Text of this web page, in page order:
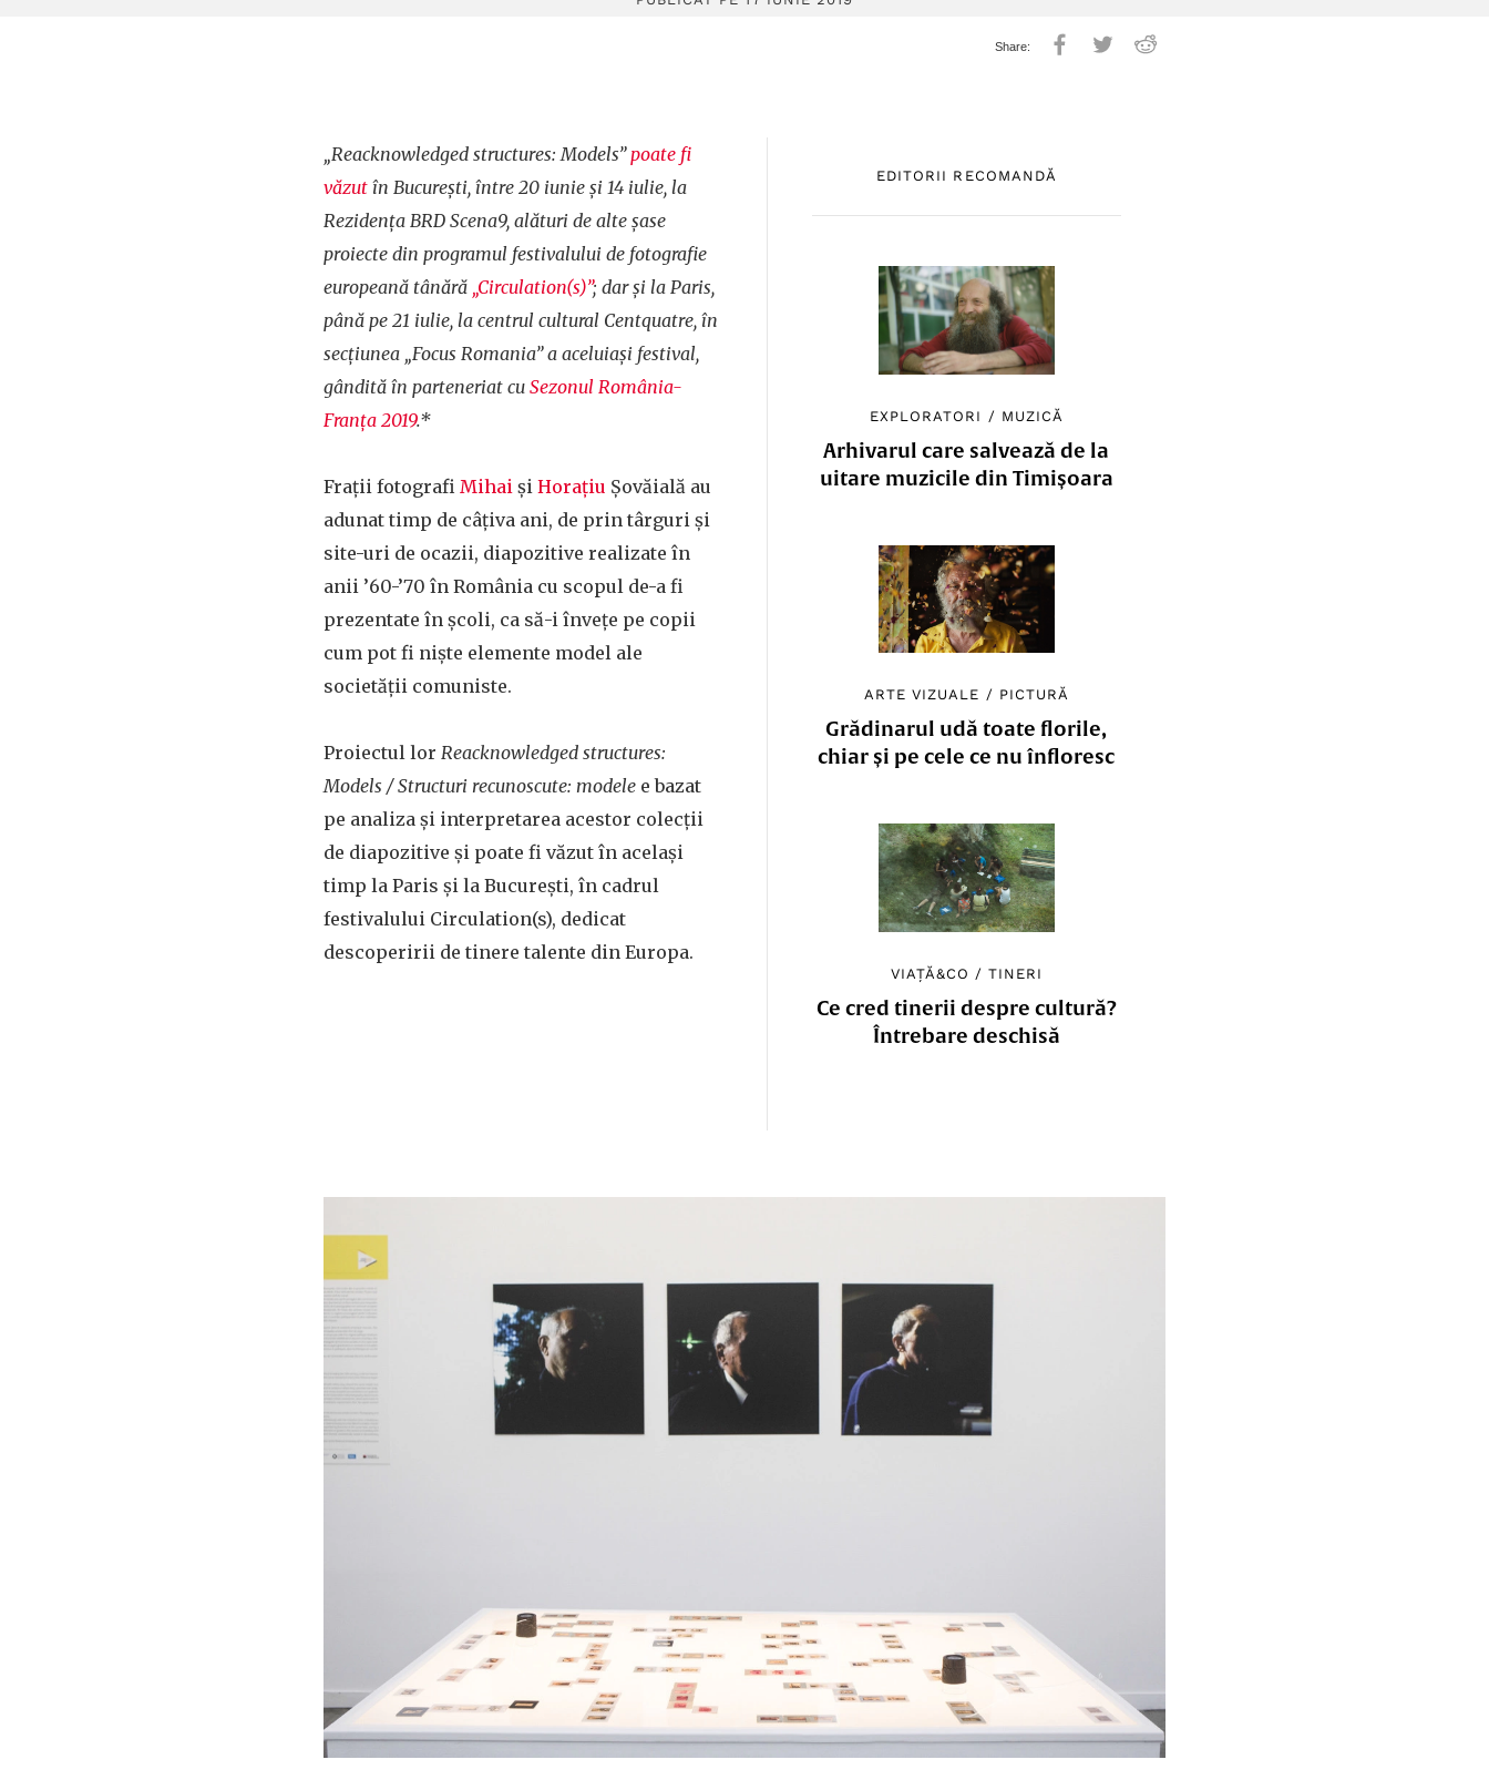
EDITORII RECOMANDĂ
EXPLORATORI / MUZICĂ
Arhivarul care salvează de la
uitare muzicile din Timișoara
ARTE VIZUALE / PICTURĂ
Grădinarul udă toate florile,
chiar și pe cele ce nu înfloresc
VIAȚĂ&CO /TINERI
Ce cred tinerii despre cultură?
Întrebare deschisă
„Reacknowledged structures: Models”poate fi
văzut în București, între 20 iunie și 14 iulie, la
Rezidența BRD Scena9, alături de alte șase
proiecte din programul festivalului de fotografie
europeană tânără „Circulation(s)”; dar și la Paris,
până pe 21 iulie, la centrul cultural Centquatre, în
secțiunea „Focus Romania” a aceluiași festival,
gândită în parteneriat cu Sezonul România-
Franța 2019.*
Frații fotografi Mihai și Horațiu Șovăială au
adunat timp de câțiva ani, de prin târguri și
site-uri de ocazii, diapozitive realizate în
anii ’60-’70 în România cu scopul de-a fi
prezentate în școli, ca să-i învețe pe copii
cum pot fi niște elemente model ale
societății comuniste.
Proiectul lor Reacknowledged structures:
Models / Structuri recunoscute: modele e bazat
pe analiza și interpretarea acestor colecții
de diapozitive și poate fi văzut în același
timp la Paris și la București, în cadrul
festivalului Circulation(s), dedicat
descoperirii de tinere talente din Europa.